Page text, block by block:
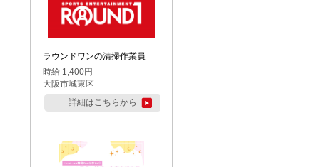
ラウンドワンの清掃作業員
時給 1,400円
大阪市城東区
詳細はこちらから